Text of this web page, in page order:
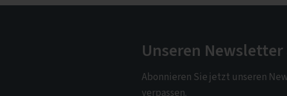
Unseren
Abonnieren Sie jetzt unseren
verpassen.